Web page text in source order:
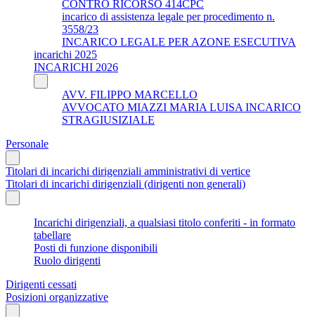
CONTRO RICORSO 414CPC
incarico di assistenza legale per procedimento n.
3558/23
INCARICO LEGALE PER AZONE ESECUTIVA
incarichi 2025
INCARICHI 2026
AVV. FILIPPO MARCELLO
AVVOCATO MIAZZI MARIA LUISA INCARICO
STRAGIUSIZIALE
Personale
Titolari di incarichi dirigenziali amministrativi di vertice
Titolari di incarichi dirigenziali (dirigenti non generali)
Incarichi dirigenziali, a qualsiasi titolo conferiti - in formato
tabellare
Posti di funzione disponibili
Ruolo dirigenti
Dirigenti cessati
Posizioni organizzative